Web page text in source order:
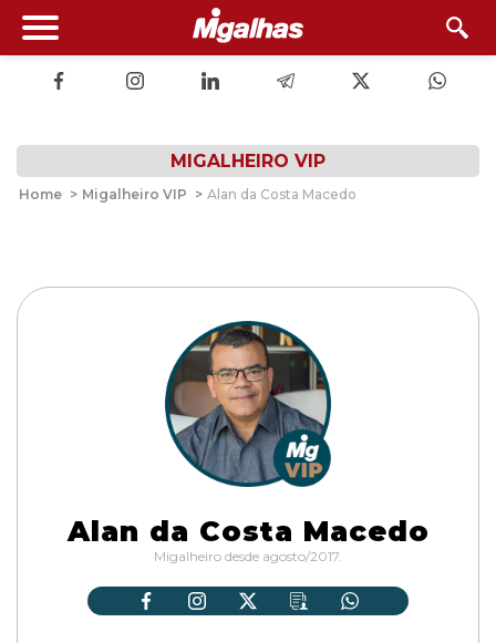
MIGALHEIRO VIP
Home > Migalheiro VIP > Alan da Costa Macedo
Alan da Costa Macedo
Migalheiro desde agosto/2017.